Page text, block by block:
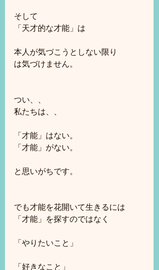
そして
「天才的な才能」は
本人が気づこうとしない限り
は気づけません。
つい、、
私たちは、、
「才能」はない。
「才能」がない。
と思いがちです。
でも才能を花開いて生きるには
「才能」を探すのではなく
「やりたいこと」
「好きなこと」